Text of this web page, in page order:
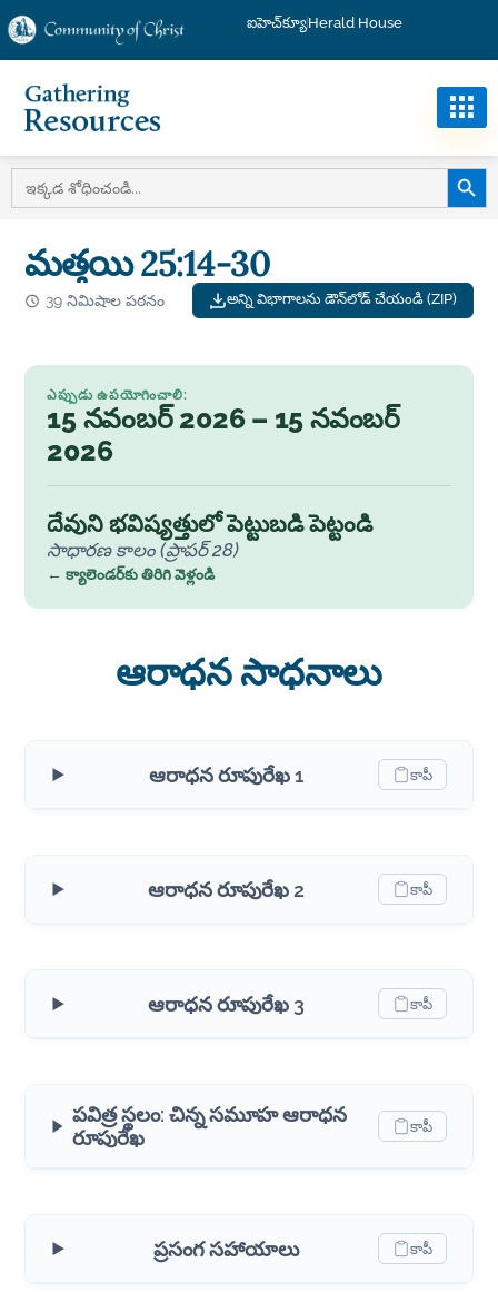
ఐహెచ్‌క్యూHerald House
కోసం
శోధన
మత్తయి 25:14-30
అన్ని విభాగాలను డౌన్‌లోడ్ చేయండి (ZIP)
39 నిమిషాల పఠనం
ఎప్పుడు ఉపయోగించాలి:
15 నవంబర్ 2026 – 15 నవంబర్
2026
దేవుని భవిష్యత్తులో పెట్టుబడి పెట్టండి
సాధారణ కాలం (ప్రాపర్ 28)
← క్యాలెండర్‌కు తిరిగి వెళ్లండి
ఆరాధన సాధనాలు
ఆరాధన రూపురేఖ 1 కాపీ
ఆరాధన రూపురేఖ 2 కాపీ
ఆరాధన రూపురేఖ 3 కాపీ
పవిత్ర స్థలం: చిన్న సమూహ ఆరాధన
రూపురేఖ
కాపీ
ప్రసంగ సహాయాలు కాపీ